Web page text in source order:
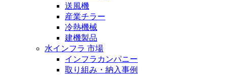
送風機
産業チラー
冷熱機械
建機製品
水インフラ 市場
インフラカンパニー
取り組み・納入事例